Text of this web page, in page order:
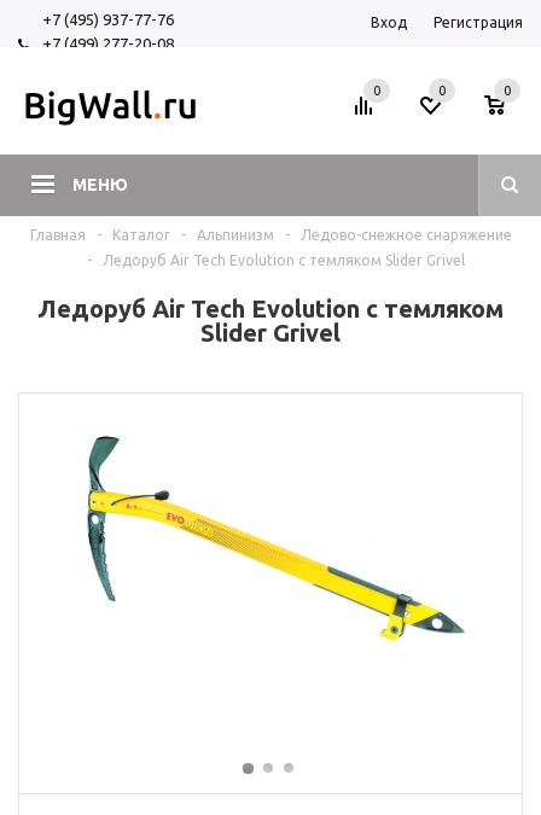
+7 (495) 937-77-76
+7 (499) 277-20-08
Вход Регистрация
МЕНЮ
0 0
0
Главная - Каталог - Альпинизм -
Ледово-снежное снаряжение
-
Ледоруб Air Tech Evolution с темляком Slider Grivel
Ледоруб Air Tech Evolution с темляком
Slider Grivel